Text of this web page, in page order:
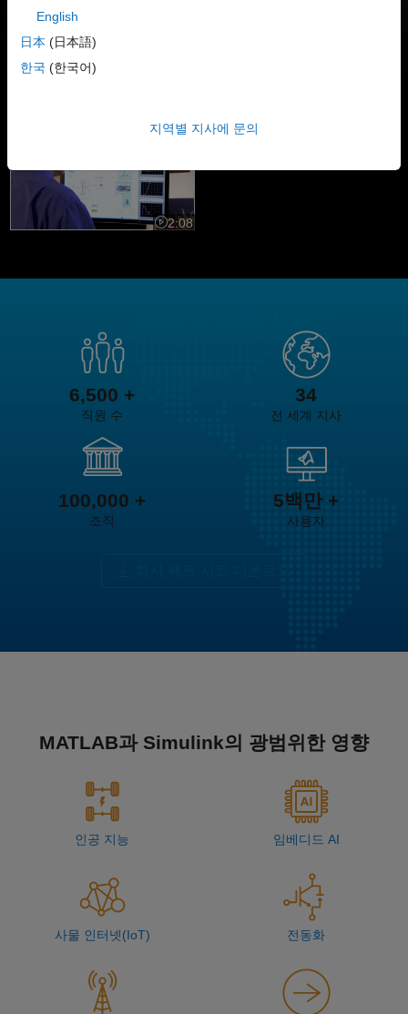
Simulink®는 멀티도메인 및 임베디드 엔지니어링 시스템의
시뮬레이션 및 Model-Based Design을 위한 블록 다이어그램
훨씬 짧은 시간 안에 획기적인 방식으로 설계를 탐색하고 테스트하고
MATLAB 및 Simulink를 사용한 모델 기반 설계
2:08
비디오 길이: 2:08
MATLAB 및 Simulink를 사용한
6,500 +
직원 수
34
전 세계 지사
100,000 +
조직
5백만 +
사용자
MATLAB과 Simulink의 광범위한 영향
인공 지능 임베디드 AI
사물 인터넷(IoT) 전동화
English
日本 (日本語)
한국 (한국어)
지역별 지사에 문의